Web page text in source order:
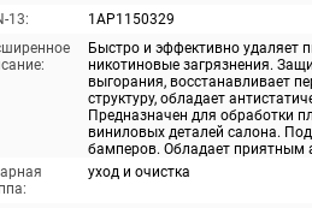
13:
1AP1150329
Быстро и эффективно удаляет
никотиновые загрязнения.
выгорания, восстанавливает
структуру, обладает
Предназначен для обработки
виниловых деталей салона.
бамперов. Обладает приятным
уход и очистка